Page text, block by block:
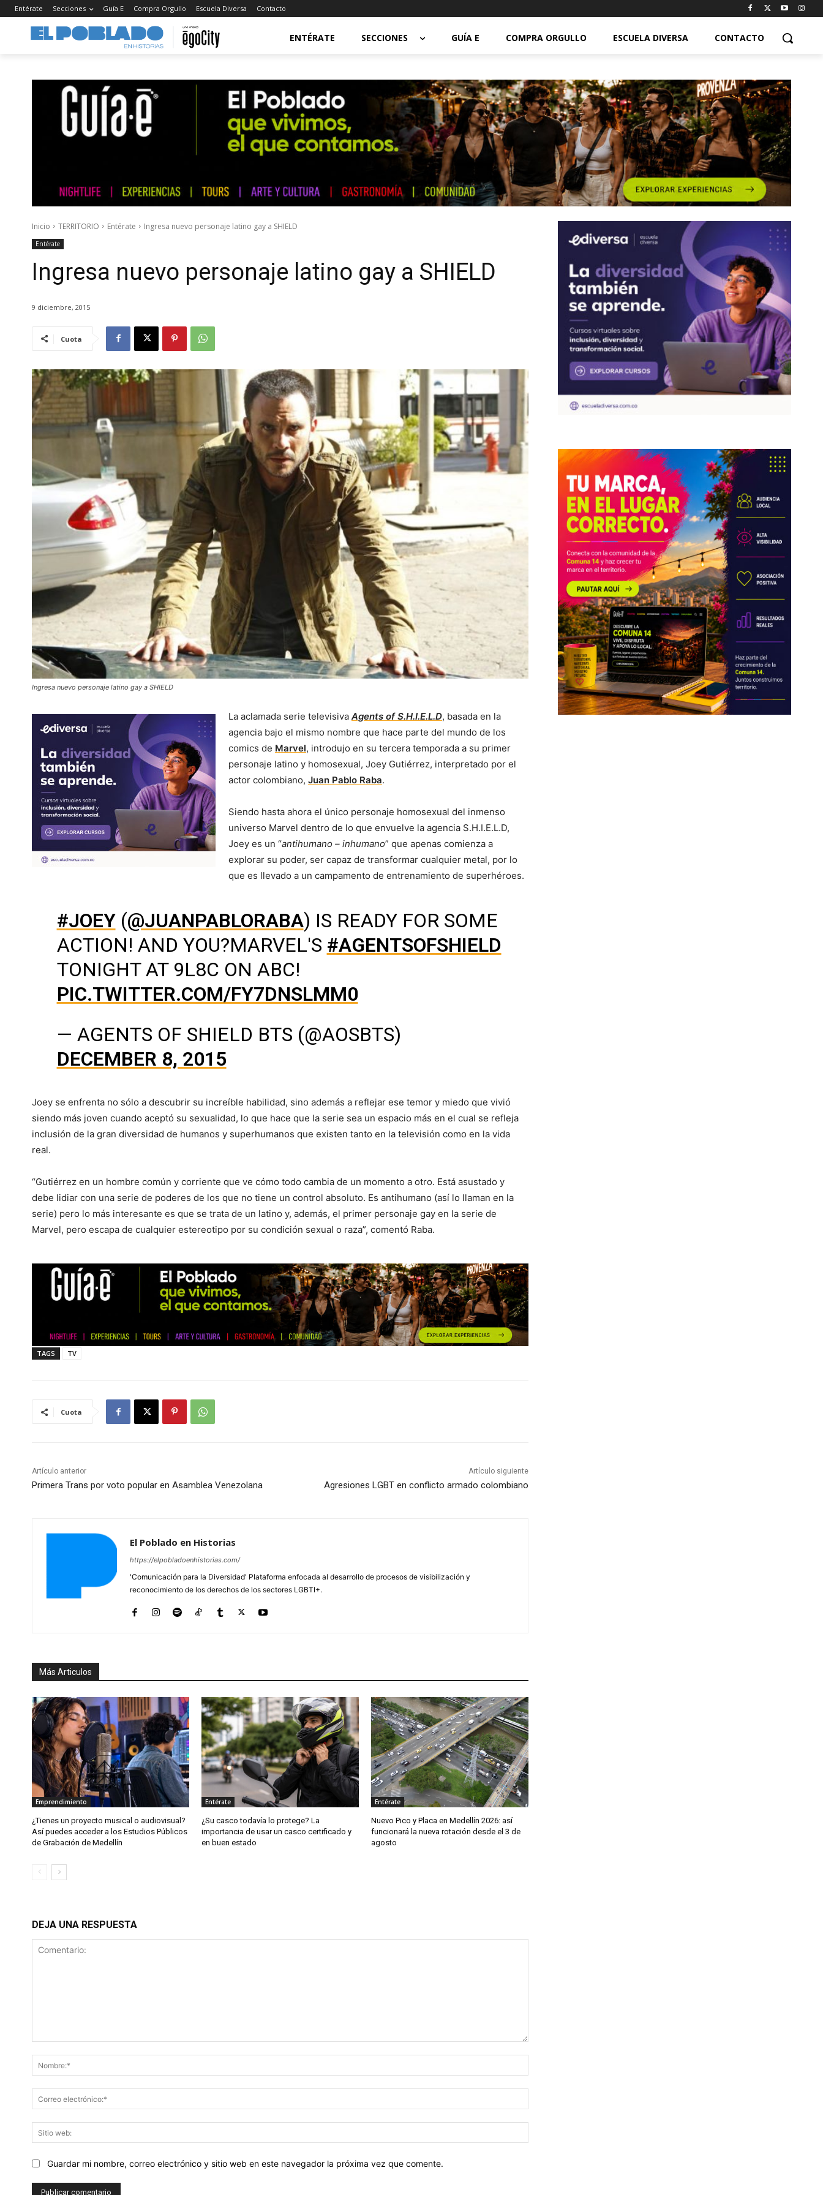
Entérate Secciones Guía E Compra Orgullo Escuela Diversa Contacto
ENTÉRATE SECCIONES GUÍA E COMPRA ORGULLO ESCUELA DIVERSA CONTACTO
Inicio TERRITORIO Entérate Ingresa nuevo personaje latino gay a SHIELD
Entérate
Ingresa nuevo personaje latino gay a SHIELD
9 diciembre, 2015
Cuota
Ingresa nuevo personaje latino gay a SHIELD
La aclamada serie televisiva Agents of S.H.I.E.L.D, basada en la
agencia bajo el mismo nombre que hace parte del mundo de los
comics de Marvel, introdujo en su tercera temporada a su primer
personaje latino y homosexual, Joey Gutiérrez, interpretado por el
actor colombiano, Juan Pablo Raba.
Siendo hasta ahora el único personaje homosexual del inmenso
universo Marvel dentro de lo que envuelve la agencia S.H.I.E.L.D,
Joey es un “antihumano – inhumano” que apenas comienza a
explorar su poder, ser capaz de transformar cualquier metal, por lo
que es llevado a un campamento de entrenamiento de superhéroes.
#JOEY(@JUANPABLORABA) IS READY FOR SOME
ACTION! AND YOU?MARVEL'S #AGENTSOFSHIELD
TONIGHT AT 9L8C ON ABC!
PIC.TWITTER.COM/FY7DNSLMM0
— AGENTS OF SHIELD BTS (@AOSBTS)
DECEMBER 8, 2015
Joey se enfrenta no sólo a descubrir su increíble habilidad, sino además a reflejar ese temor y miedo que vivió
siendo más joven cuando aceptó su sexualidad, lo que hace que la serie sea un espacio más en el cual se refleja
inclusión de la gran diversidad de humanos y superhumanos que existen tanto en la televisión como en la vida
real.
“Gutiérrez en un hombre común y corriente que ve cómo todo cambia de un momento a otro. Está asustado y
debe lidiar con una serie de poderes de los que no tiene un control absoluto. Es antihumano (así lo llaman en la
serie) pero lo más interesante es que se trata de un latino y, además, el primer personaje gay en la serie de
Marvel, pero escapa de cualquier estereotipo por su condición sexual o raza”, comentó Raba.
TAGS TV
Cuota
Artículo anterior
Primera Trans por voto popular en Asamblea Venezolana
Artículo siguiente
Agresiones LGBT en conflicto armado colombiano
El Poblado en Historias
https://elpobladoenhistorias.com/
'Comunicación para la Diversidad' Plataforma enfocada al desarrollo de procesos de visibilización y
reconocimiento de los derechos de los sectores LGBTI+.
Más Articulos
Emprendimiento
¿Tienes un proyecto musical o audiovisual?
Así puedes acceder a los Estudios Públicos
de Grabación de Medellín
Entérate
¿Su casco todavía lo protege? La
importancia de usar un casco certificado y
en buen estado
Entérate
Nuevo Pico y Placa en Medellín 2026: así
funcionará la nueva rotación desde el 3 de
agosto
DEJA UNA RESPUESTA
electrónico:*
web:
Guardar mi nombre, correo electrónico y sitio web en este navegador la próxima vez que comente.